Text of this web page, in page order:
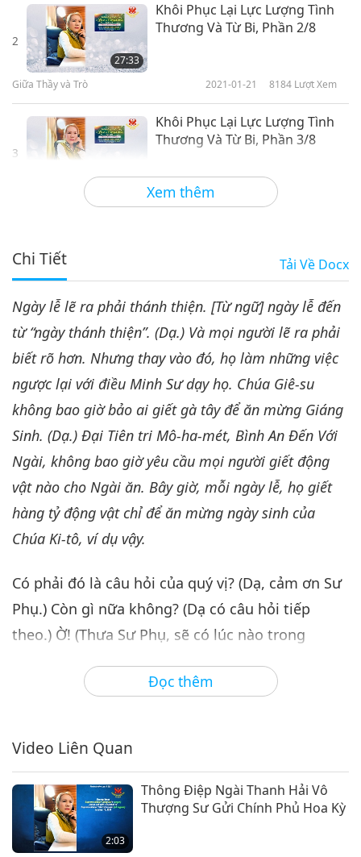
Xem thêm
2
27:33
Khôi Phục Lại Lực Lượng Tình
Thương Và Từ Bi, Phần 2/8
Giữa Thầy và Trò 2021-01-21 8184 Lượt Xem
3
Khôi Phục Lại Lực Lượng Tình
Thương Và Từ Bi, Phần 3/8
Giữa Thầy và Trò 2021-01-22 8216
4
28:39
Giữa Thầy và Trò 2021-01-23 8872Lượt Xem
Khôi Phục Lại Lực Lượng Tình
Thương Và Từ Bi, Phần 5/8
Giữa Thầy và Trò 2021-01-24 Lượt Xem
6
29:13
Khôi Phục Lại Lực Lượng Tình
Thương Và Từ Bi, Phần 6/8
Giữa Thầy và Trò
Thương Và Từ Bi, Phần 7/8
Giữa Thầy và Trò 2021-01-26 8185 Lượt Xem
Khôi Phục Lại Lực Lượng Tình
Thương Và Từ Bi, Phần 8/8
Giữa Thầy và Trò
Chi Tiết Tải Về Docx
Đọc thêm
Ngày lễ lẽ ra phải thánh thiện. [Từ ngữ] ngày lễ đến
từ “ngày thánh thiện”. (Dạ.) Và mọi người lẽ ra phải
biết rõ hơn. Nhưng thay vào đó, họ làm những việc
ngược lại với điều Minh Sư dạy họ. Chúa Giê-su
không bao giờ bảo ai giết gà tây để ăn mừng Giáng
Sinh. (Dạ.) Đại Tiên tri Mô-ha-mét, Bình An Đến Với
Ngài, không bao giờ yêu cầu mọi người giết động
vật nào cho Ngài ăn. Bây giờ, mỗi ngày lễ, họ giết
hàng tỷ động vật chỉ để ăn mừng ngày sinh của
Chúa Ki-tô, ví dụ vậy.
Có phải đó là câu hỏi của quý vị? (Dạ, cảm ơn Sư
Phụ.) Còn gì nữa không? (Dạ có câu hỏi tiếp
theo.) Ờ! (Thưa Sư Phụ, sẽ có lúc nào trong
phép họ nhận ra sự hiện diện và nỗ lực của Sư
nào mà nhân loại biết tôn thờ Đấng Tim Qo Tu,
Họ không cần tôn thờ Tim Qo Tu, họ chỉ cần tôn
thờ Thượng Đế, (Dạ.) và tôn thờ phẩm chất
Thượng Đế vốn có của chính họ. Chỉ cần họ Ăn
Video Liên Quan
2:03
Thông Điệp Ngài Thanh Hải Vô
Thượng Sư Gửi Chính Phủ Hoa Kỳ